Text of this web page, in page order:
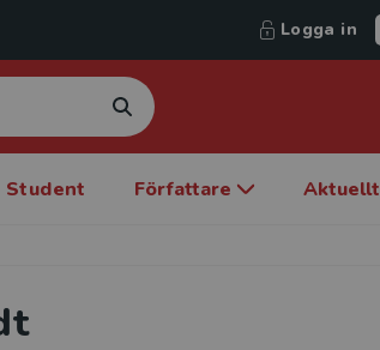
Logga in
Student Författare Aktuellt